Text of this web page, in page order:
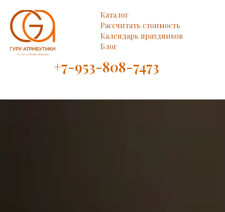
Каталог
Рассчитать стоимость
Календарь праздников
Блог
+7-953-808-7473